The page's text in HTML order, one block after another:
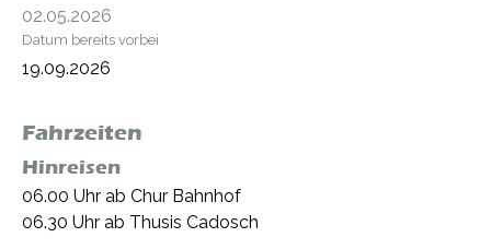
02.05.2026
19.09.2026
Fahrzeiten
Hinreisen
06.00 Uhr ab Chur Bahnhof
06.30 Uhr ab Thusis Cadosch